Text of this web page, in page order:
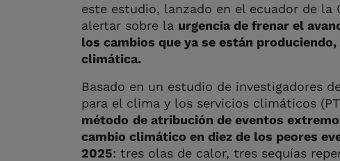
este estudio, lanzado en el ecuador de la
alertar sobre la urgencia de frenar el
los cambios que ya se están
climática.
Basado en un estudio de investigadores
para el clima y los servicios climáticos
método de atribución de eventos
cambio climático en diez de los peores
2025: tres olas de calor, tres sequías